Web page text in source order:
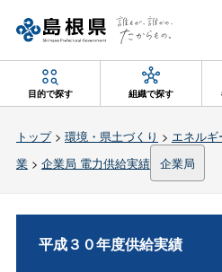
目的で探す 組織で探す
トップ> 環境・県土づくり > エネルギ
業> 企業局 電力供給実績 企業局
平成３０年度供給実績